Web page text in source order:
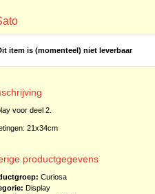
item is (momenteel) niet leverbaar
voor deel 2.
21x34cm
productgegevens
Curiosa
Display